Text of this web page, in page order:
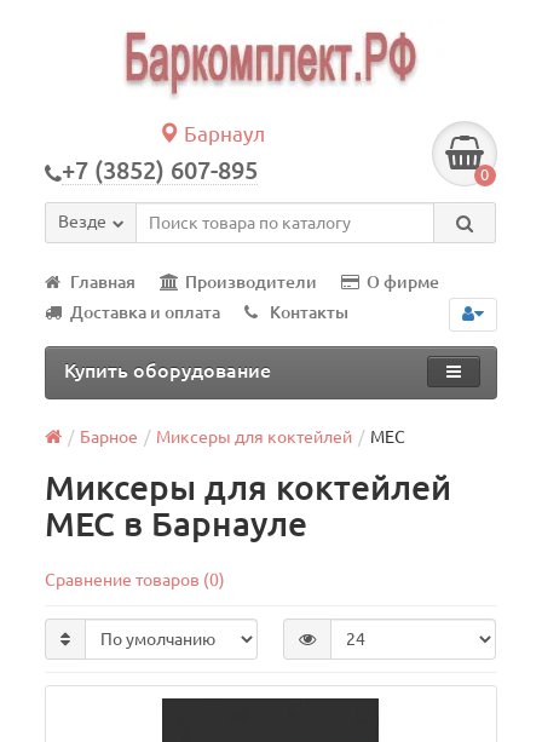
Барнаул
+7 (3852) 607-895 0
Везде
Главная Производители
О фирме
Доставка и оплата
Контакты
Купить оборудование
Барное Миксеры для коктейлей MEC
Миксеры для коктейлей
MEC в Барнауле
Сравнение товаров (0)